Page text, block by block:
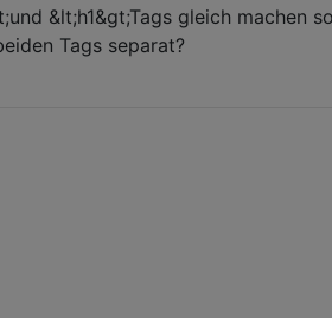
&lt;h1&gt;Tags gleich machen
Tags separat?